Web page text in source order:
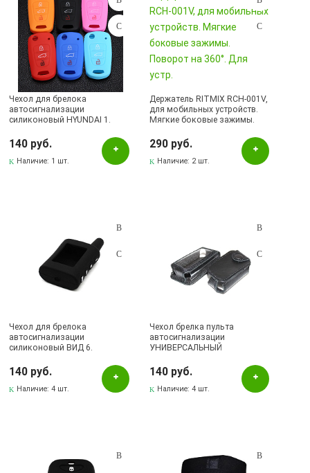
Чехол для брелока
автосигнализации
силиконовый HYUNDAI 1.
140 руб.
Наличие: 1 шт.
Держатель RITMIX RCH-001V,
для мобильных устройств.
Мягкие боковые зажимы.
290 руб.
Наличие: 2 шт.
Чехол для брелока
автосигнализации
силиконовый ВИД 6.
140 руб.
Наличие:4 шт.
Чехол брелка пульта
автосигнализации
УНИВЕРСАЛЬНЫЙ
140 руб.
Наличие:4 шт.